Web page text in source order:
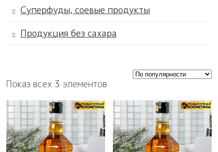
Суперфуды, соевые продукты
Продукция без сахара
Показ всех 3 элементов